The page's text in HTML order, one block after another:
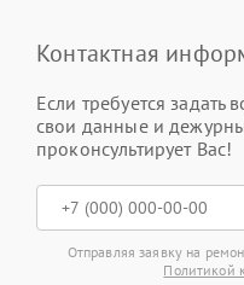
Контактная
Если требуется задать
свои данные и
проконсультирует Вас!
Отправляя заявку на
Политикой